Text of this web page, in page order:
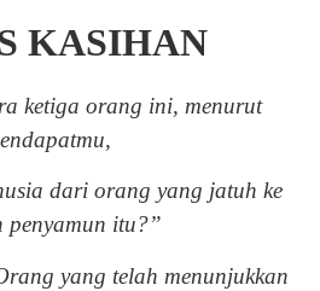
KASIHAN
ketiga orang ini, menurut
dari orang yang jatuh ke
penyamun itu?”
yang telah menunjukkan